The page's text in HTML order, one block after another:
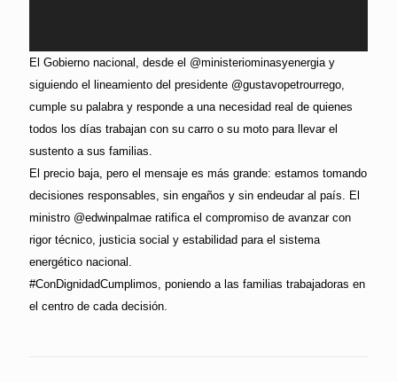
El Gobierno nacional, desde el @ministeriominasyenergia y
siguiendo el lineamiento del presidente @gustavopetrourrego,
cumple su palabra y responde a una necesidad real de quienes
todos los días trabajan con su carro o su moto para llevar el
sustento a sus familias.
El precio baja, pero el mensaje es más grande: estamos tomando
decisiones responsables, sin engaños y sin endeudar al país. El
ministro @edwinpalmae ratifica el compromiso de avanzar con
rigor técnico, justicia social y estabilidad para el sistema
energético nacional.
#ConDignidadCumplimos, poniendo a las familias trabajadoras en
el centro de cada decisión.